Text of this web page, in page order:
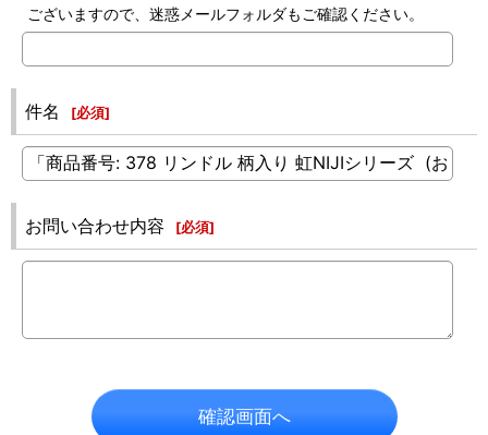
ございますので、迷惑メールフォルダもご確認ください。
件名 [必須]
お問い合わせ内容 [必須]
確認画面へ